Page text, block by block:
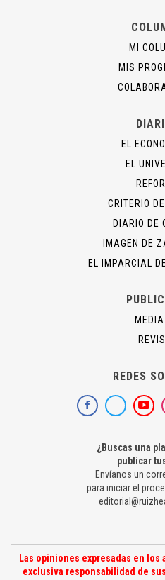
MI
MIS
EL
EL
CRITERIO
DIARIO DE
IMAGEN DE
EL IMPARCIAL
REDES
¿Buscas una
publicar
Envíanos un
para iniciar el
Las opiniones expresadas en
exclusiva responsabilidad de